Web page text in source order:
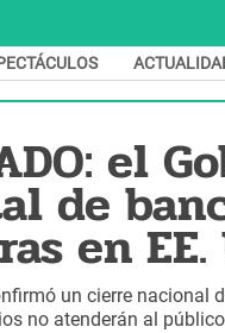
el
de
en EE.
un cierre nacional
no atenderán al